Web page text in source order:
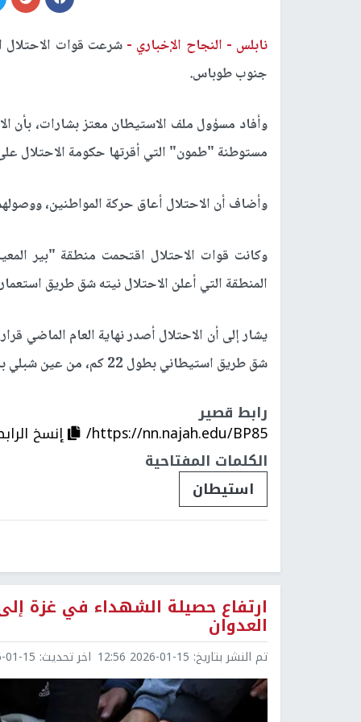
نابلس - النجاح الإخباري -شرعت قوات الاحتلال
جنوب طوباس.
وأفاد مسؤول ملف الاستيطان معتز بشارات،
مستوطنة "طمون" التي أقرتها حكومة الاحتلال
وأضاف أن الاحتلال أعاق حركة المواطنين،
وكانت قوات الاحتلال اقتحمت منطقة "بير
المنطقة التي أعلن الاحتلال نيته شق طريق
يشار إلى أن الاحتلال أصدر نهاية العام الماضي
شق طريق استيطاني بطول 22 كم، من عين شبلي باتجاه حاجز تياسير، يمر من منطقة "بير المعيار".
رابط قصير
https://nn.najah.edu/BP85/
إنسخ
الكلمات المفتاحية
استيطان
العدوان
تم النشر بتاريخ: 2026-01-15 12:56 اخر تحديث: 15 12:56